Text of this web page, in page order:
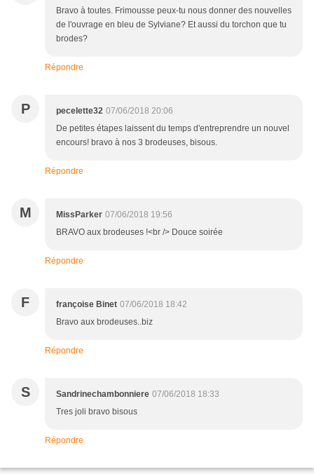
Bravo à toutes. Frimousse peux-tu nous donner des nouvelles
de l'ouvrage en bleu de Sylviane? Et aussi du torchon que tu
brodes?
Répondre
P pecelette32 07/06/2018 20:06
De petites étapes laissent du temps d'entreprendre un nouvel
encours! bravo à nos 3 brodeuses, bisous.
Répondre
M MissParker 07/06/2018 19:56
BRAVO aux brodeuses !<br /> Douce soirée
Répondre
F françoise Binet 07/06/2018 18:42
Bravo aux brodeuses..biz
Répondre
S Sandrinechambonniere 07/06/2018 18:33
Tres joli bravo bisous
Répondre